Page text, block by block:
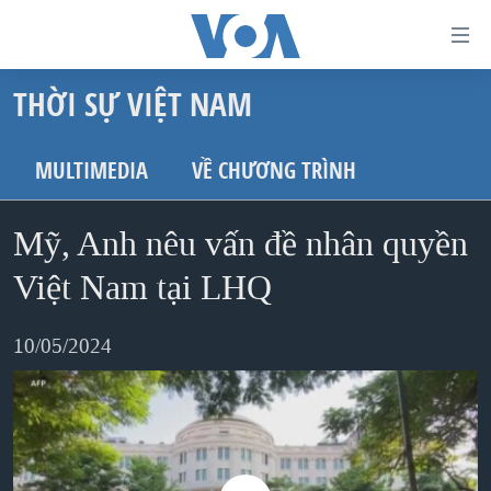
dẫn
truy
cập
dung
chính
điều
hướng
chính
Đi
TRANG CHỦ
VIỆT NAM
HOA KỲ
BIỂN ĐÔNG
THẾ GIỚI
DIỄN ĐÀN
MỤC
TỰ DO BÁO CHÍ
VẠCH TRẦN TIN GIẢ
CHUYÊN ĐỀ
CHIẾN TRANH THƯƠNG MẠI CỦA MỸ: QUÁ KHỨ VÀ HIỆN
HỌC TIẾNG ANH
THỜI SỰ VIỆT NAM
MULTIMEDIA VỀ CHƯƠNG TRÌNH
Mỹ, Anh nêu vấn đề nhân quyền
Việt Nam tại LHQ
10/05/2024